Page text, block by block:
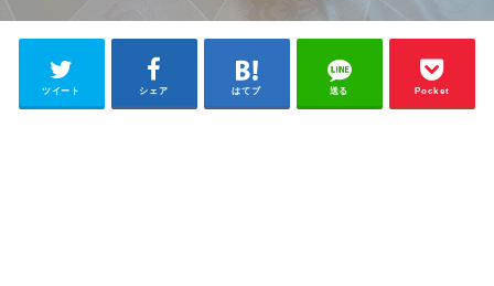
ツイート シェア はてブ 送る Pocket